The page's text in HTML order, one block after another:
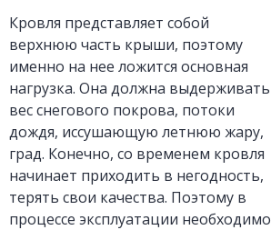
Кровля представляет собой
верхнюю часть крыши, поэтому
именно на нее ложится основная
нагрузка. Она должна выдерживать
вес снегового покрова, потоки
дождя, иссушающую летнюю жару,
град. Конечно, со временем кровля
начинает приходить в негодность,
терять свои качества. Поэтому в
процессе эксплуатации необходимо